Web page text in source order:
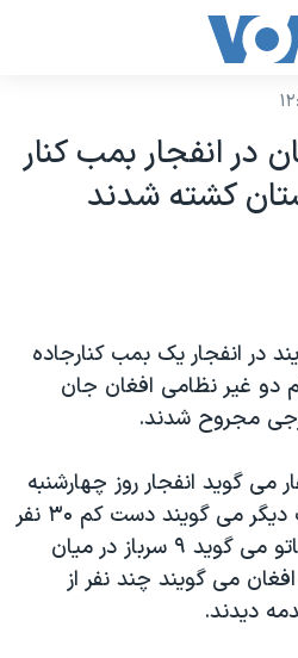
در انفجار بمب کنار
کشته شدند
در انفجار یک بمب کنارجاده
غیر نظامی افغان جان
مجروح شدند.
می گوید انفجار روز چهارشنبه
دو کودک را کشت. مقامات دیگر می گویند دست کم ۳۰ نفر
مجروح شدند. سخنگوی ناتو می گوید ۹ سرباز در میان
می گویند چند نفر از
دیدند.